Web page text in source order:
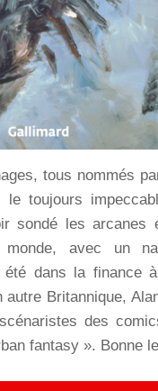
tous nommés
le toujours
sondé les arcanes
avec un
été dans la finance
autre Britannique,
des
fantasy ». Bonne